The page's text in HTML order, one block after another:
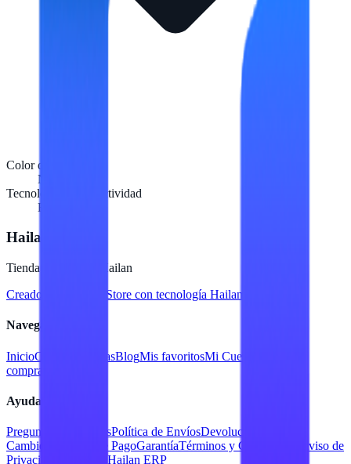
Color del producto
Negro
Tecnología de conectividad
Bluetooth
Hailan Store
Tienda en línea de Hailan
Creado para
Hailan Store con tecnología Hailan ERP
Navegación
InicioCatálogo MarcasBlogMis favoritosMi Cuenta
compra
Ayuda
Preguntas FrecuentesPolítica de EnvíosDevoluciones y
Cambios
Métodos de PagoGarantíaTérminos y Condiciones
Aviso de
Privacidad
Servicios Hailan ERP